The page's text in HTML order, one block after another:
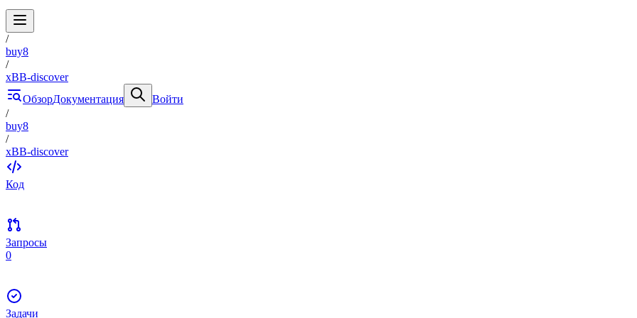
/
buy8
/
xBB-discover
ОбзорДокументация
Войти
/
buy8
/
xBB-discover
Код
Запросы
0
Задачи